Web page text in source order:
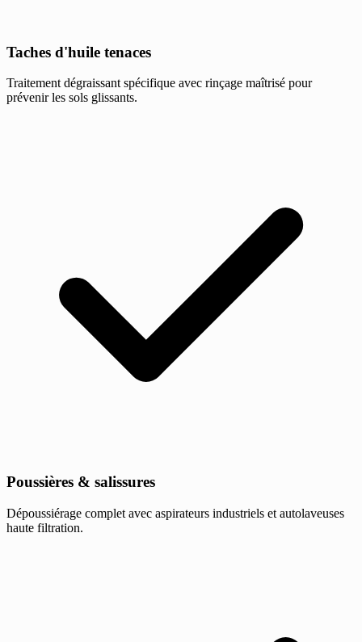
Taches d'huile tenaces
Traitement dégraissant spécifique avec rinçage maîtrisé pour
prévenir les sols glissants.
Poussières & salissures
Dépoussiérage complet avec aspirateurs industriels et autolaveuses
haute filtration.